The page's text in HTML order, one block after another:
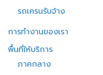
รถเครนรับจ้าง
การทำงานของเรา
พื้นที่ให้บริการ
ภาคกลาง